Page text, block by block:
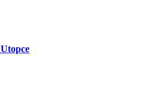
Utopce